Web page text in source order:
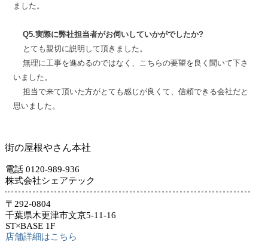
ました。
Q5.実際に弊社担当者がお伺いしていかがでしたか?
とても親切に説明して頂きました。
無理に工事を進めるのではなく、こちらの要望を良く聞いて下さ
いました。
担当で来て頂いた方がとても感じが良くて、信頼できる会社だと
思いました。
街の屋根やさん本社
電話 0120-989-936
株式会社シェアテック
〒292-0804
千葉県木更津市文京5-11-16
ST×BASE 1F
店舗詳細はこちら